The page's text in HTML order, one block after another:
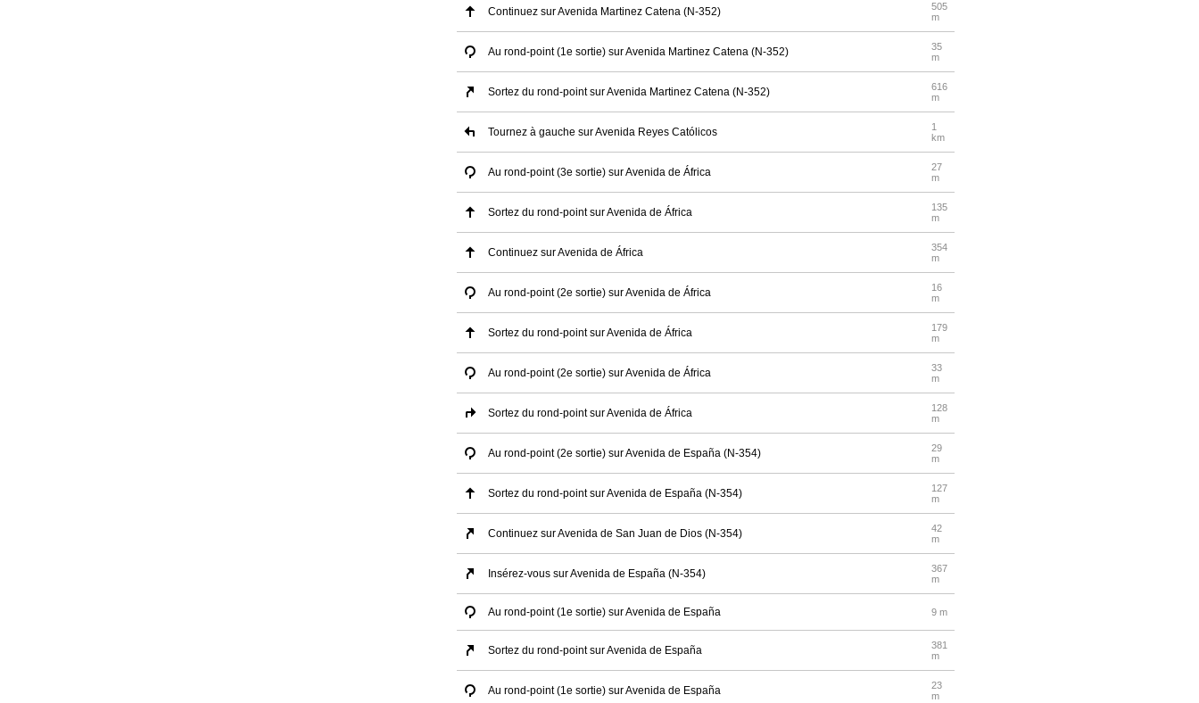
Continuez sur Avenida Martinez Catena (N-352)
505
m
Au rond-point (1e sortie) sur Avenida Martinez Catena (N-352)
35
m
Sortez du rond-point sur Avenida Martinez Catena (N-352)
616
m
Tournez à gauche sur Avenida Reyes Católicos
1
km
Au rond-point (3e sortie) sur Avenida de África
27
m
Sortez du rond-point sur Avenida de África
135
m
Continuez sur Avenida de África
354
m
Au rond-point (2e sortie) sur Avenida de África
16
m
Sortez du rond-point sur Avenida de África
179
m
Au rond-point (2e sortie) sur Avenida de África
33
m
Sortez du rond-point sur Avenida de África
128
m
Au rond-point (2e sortie) sur Avenida de España (N-354)
29
m
Sortez du rond-point sur Avenida de España (N-354)
127
m
Continuez sur Avenida de San Juan de Dios (N-354)
42
m
Insérez-vous sur Avenida de España (N-354)
367
m
Au rond-point (1e sortie) sur Avenida de España 9 m
Sortez du rond-point sur Avenida de España
381
m
Au rond-point (1e sortie) sur Avenida de España
23
m